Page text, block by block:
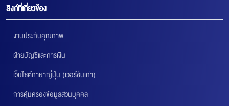
ลิงก์ที่เกี่ยวข้อง
งานประกันคุณภาพ
ฝ่ายบัญชีและการเงิน
เว็บไซต์ภาษาญี่ปุ่น (เวอร์ชันเก่า)
การคุ้มครองข้อมูลส่วนบุคคล